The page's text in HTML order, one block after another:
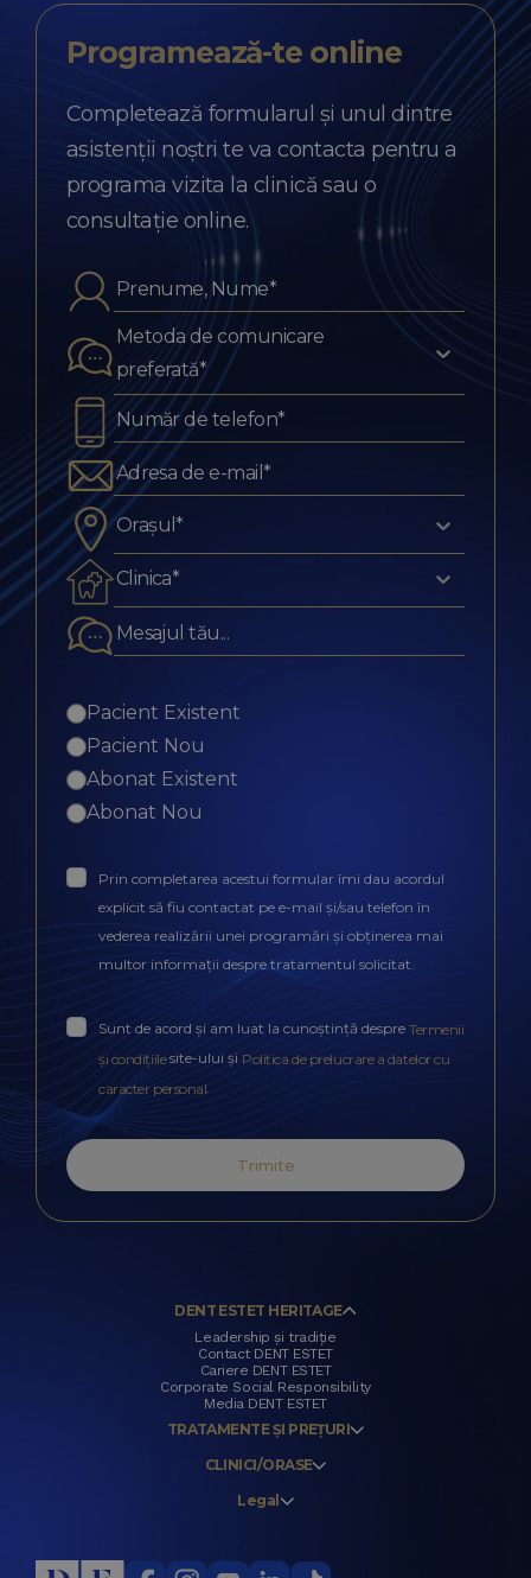
Programează-te online
Completează formularul și unul dintre
asistenții noștri te va contacta pentru a
programa vizita la clinică sau o
consultație online.
Metoda de comunicare
preferată*
Orașul*
Clinica*
Pacient Existent
Pacient Nou
Abonat Existent
Abonat Nou
Prin completarea acestui formular îmi dau acordul
explicit să fiu contactat pe e-mail și/sau telefon în
vederea realizării unei programări și obținerea mai
multor informații despre tratamentul solicitat.
Sunt de acord și am luat la cunoștință despre Termenii
și condițiilesite-ului și Politica de prelucrare a datelor cu
caracter personal.
Trimite
DENT ESTET HERITAGE
Leadership și tradiție
Contact DENT ESTET
Cariere DENT ESTET
Corporate Social Responsibility
Media DENT ESTET
TRATAMENTE ȘI PREȚURI
CLINICI/ORASE
Legal